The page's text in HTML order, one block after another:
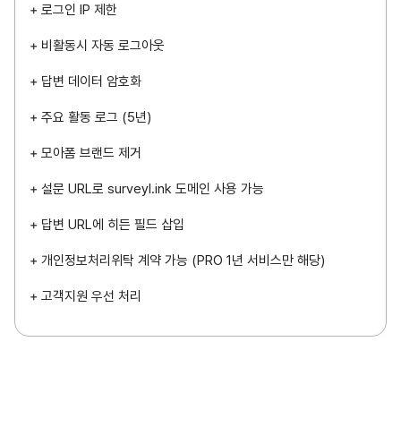
+ 로그인 IP 제한
+ 비활동시 자동 로그아웃
+ 답변 데이터 암호화
+ 주요 활동 로그 (5년)
+ 모아폼 브랜드 제거
+ 설문 URL로 surveyl.ink 도메인 사용 가능
+ 답변 URL에 히든 필드 삽입
+ 개인정보처리위탁 계약 가능 (PRO 1년 서비스만 해당)
+ 고객지원 우선 처리